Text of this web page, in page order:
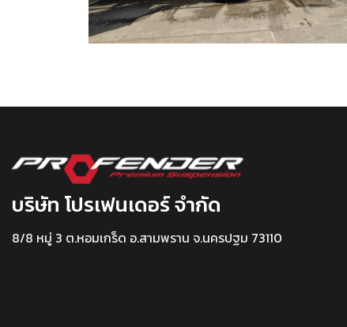
บริษัท โปรเฟนเดอร์ จำกัด
8/8 หมู่ 3 ต.หอมเกร็ด อ.สามพราน จ.นครปฐม 73110